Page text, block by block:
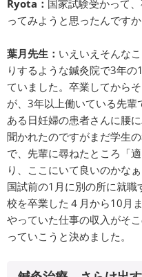
Ryota： 国家試験受かって
ってみようと思ったんですか
葉月先生： いえいえそんな
りするような鍼灸院で3年
ていました。卒業してから
が、3年以上働いている先輩
ある日妊婦の患者さんに腰
聞かれたのですがまだ学生
で、先輩に尋ねたところ「
り、ここにいて良いのかな
国試前の1月に別の所に就
校を卒業した４月から10月
やっていた仕事の収入がそ
っていこうと決めました。